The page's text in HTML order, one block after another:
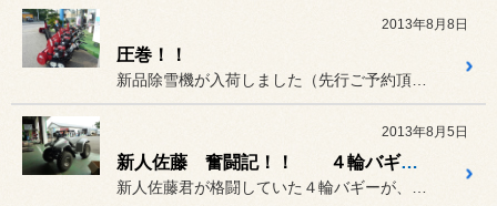
2013年8月8日
圧巻！！
2013年8月5日
新人佐藤 奮闘記！！ ４輪バギー編完結